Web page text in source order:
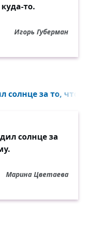
то.
Игорь Губерман
солнце за то, что
солнце за
Марина Цветаева